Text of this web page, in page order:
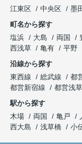
江東区
中央区 墨
町名から探す
塩浜
大島 両国
西浅草
亀有
平野
沿線から探す
東西線
総武線 都
都営新宿線
都営浅
駅から探す
木場
両国 亀戸
西大島
浅草橋 小